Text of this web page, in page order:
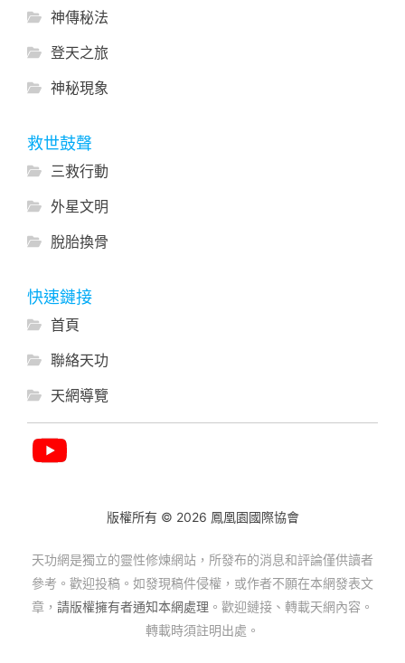
神傳秘法
登天之旅
神秘現象
救世鼓聲
三救行動
外星文明
脫胎換骨
快速鏈接
首頁
聯絡天功
天網導覽
版權所有 © 2026 鳳凰園國際協會
天功網是獨立的靈性修煉網站，所發布的消息和評論僅供讀者
參考。歡迎投稿。如發現稿件侵權，或作者不願在本網發表文
章， 請版權擁有者通知本網處理 。歡迎鏈接、轉載天網內容。
轉載時須註明出處。